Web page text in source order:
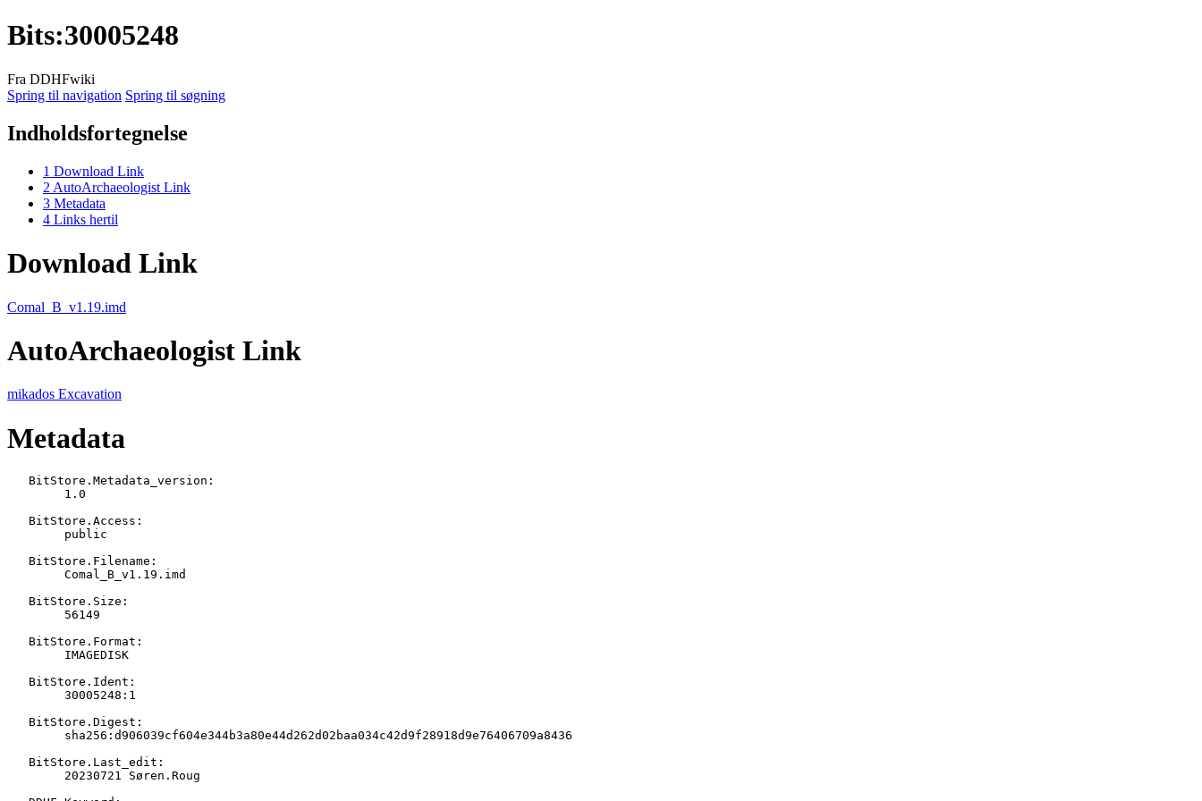
Bits:30005248
Fra DDHFwiki
Spring til navigation Spring til søgning
Indholdsfortegnelse
1 Download Link
2 AutoArchaeologist Link
3 Metadata
4 Links hertil
Download Link
Comal_B_v1.19.imd
AutoArchaeologist Link
mikados Excavation
Metadata
   BitStore.Metadata_version:
   BitStore.Access:
   BitStore.Filename:
   BitStore.Size:
   BitStore.Format:
   BitStore.Ident:
   BitStore.Digest:
   BitStore.Last_edit: